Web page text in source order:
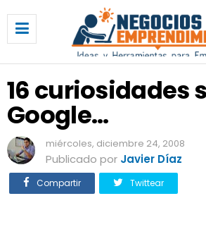
c
u
i
o
s
i
d
a
d
16 curiosidades
Google...
miércoles, diciembre 24, 2008
Publicado por Javier Díaz
Compartir Twittear